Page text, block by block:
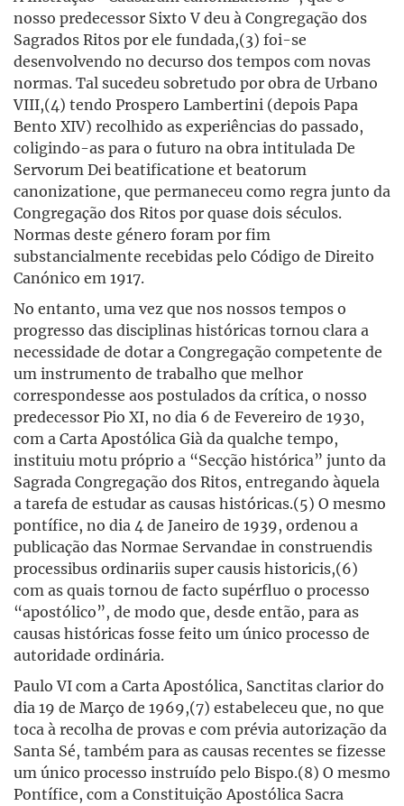
nosso predecessor Sixto V deu à Congregação dos
Sagrados Ritos por ele fundada,(3) foi-se
desenvolvendo no decurso dos tempos com novas
normas. Tal sucedeu sobretudo por obra de Urbano
VIII,(4) tendo Prospero Lambertini (depois Papa
Bento XIV) recolhido as experiências do passado,
coligindo-as para o futuro na obra intitulada De
Servorum Dei beatificatione et beatorum
canonizatione, que permaneceu como regra junto da
Congregação dos Ritos por quase dois séculos.
Normas deste género foram por fim
substancialmente recebidas pelo Código de Direito
Canónico em 1917.
No entanto, uma vez que nos nossos tempos o
progresso das disciplinas históricas tornou clara a
necessidade de dotar a Congregação competente de
um instrumento de trabalho que melhor
correspondesse aos postulados da crítica, o nosso
predecessor Pio XI, no dia 6 de Fevereiro de 1930,
com a Carta Apostólica Già da qualche tempo,
instituiu motu próprio a “Secção histórica” junto da
Sagrada Congregação dos Ritos, entregando àquela
a tarefa de estudar as causas históricas.(5) O mesmo
pontífice, no dia 4 de Janeiro de 1939, ordenou a
publicação das Normae Servandae in construendis
processibus ordinariis super causis historicis,(6)
com as quais tornou de facto supérfluo o processo
“apostólico”, de modo que, desde então, para as
causas históricas fosse feito um único processo de
autoridade ordinária.
Paulo VI com a Carta Apostólica, Sanctitas clarior do
dia 19 de Março de 1969,(7) estabeleceu que, no que
toca à recolha de provas e com prévia autorização da
Santa Sé, também para as causas recentes se fizesse
um único processo instruído pelo Bispo.(8) O mesmo
Pontífice, com a Constituição Apostólica Sacra